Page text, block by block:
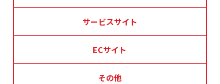
サービスサイト
ECサイト
その他